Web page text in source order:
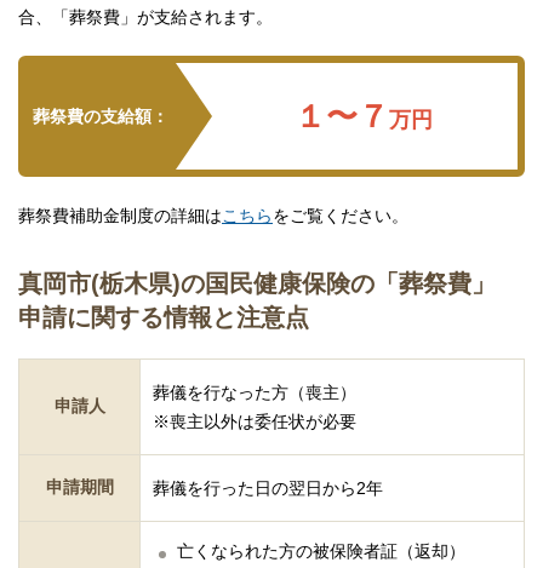
合、「葬祭費」が支給されます。
葬祭費の支給額： １〜７万円
葬祭費補助金制度の詳細はこちらをご覧ください。
真岡市(栃木県)の国民健康保険の「葬祭費」
申請に関する情報と注意点
申請人
葬儀を行なった方（喪主）
※喪主以外は委任状が必要
申請期間 葬儀を行った日の翌日から2年
亡くなられた方の被保険者証（返却）